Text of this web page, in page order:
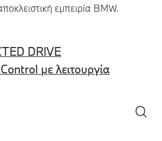
εμπειρία BMW.
DRIVE
με λειτουργία